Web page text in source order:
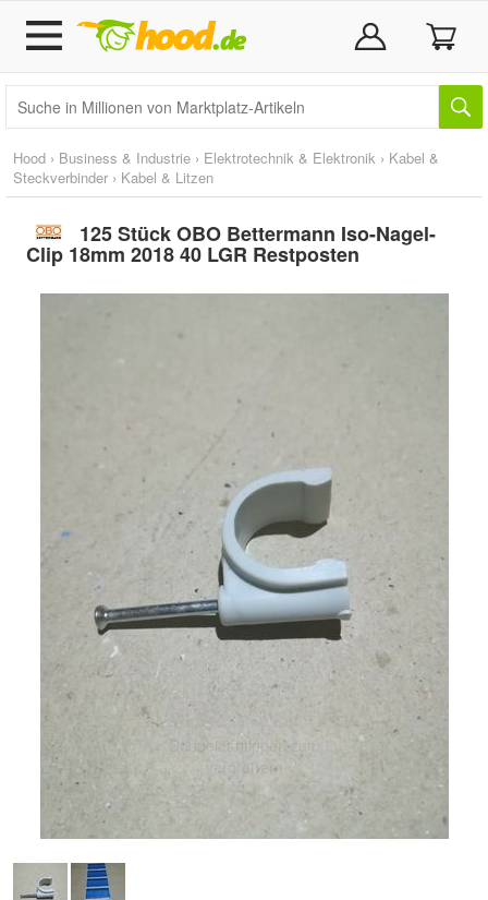
Hood › Business & Industrie › Elektrotechnik & Elektronik › Kabel &
Steckverbinder › Kabel & Litzen
125 Stück OBO Bettermann Iso-Nagel-
Clip 18mm 2018 40 LGR Restposten
Doppelt antippen zum
vergrößern